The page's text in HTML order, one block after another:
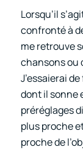
Lorsqu’il
confronté à
me retrouve
chansons ou
J’essaierai
dont il sonne
préréglages
plus proche
proche de